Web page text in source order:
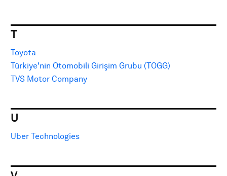
T
Toyota
Türkiye'nin Otomobili Girişim Grubu (TOGG)
TVS Motor Company
U
Uber Technologies